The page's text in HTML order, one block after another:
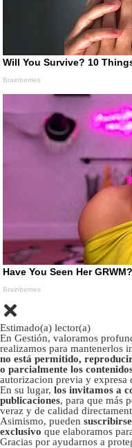
Estimado(a) lector(a)
En Gestión, valoramos
realizamos para mantenerlos
no está permitido,
o parcialmente los
autorizacion previa y expresa
En su lugar, los invitamos a
publicaciones, para que más
veraz y de calidad
Asimismo, pueden
exclusivo que elaboramos
Gracias por ayudarnos a